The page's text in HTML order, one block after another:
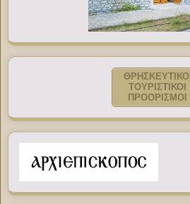
ΘΡΗΣΚΕΥΤΙΚΟΙ
ΤΟΥΡΙΣΤΙΚΟΙ
ΠΡΟΟΡΙΣΜΟΙ